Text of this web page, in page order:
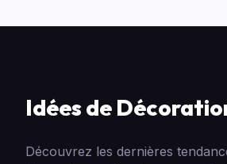
Idées de
Découvrez les dernières